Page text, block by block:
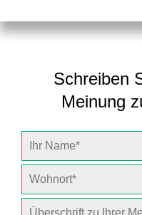
Schreiben
Meinung